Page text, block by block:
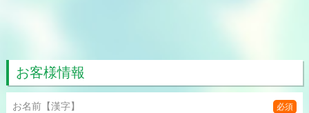
お客様情報
必須
お名前【漢字】